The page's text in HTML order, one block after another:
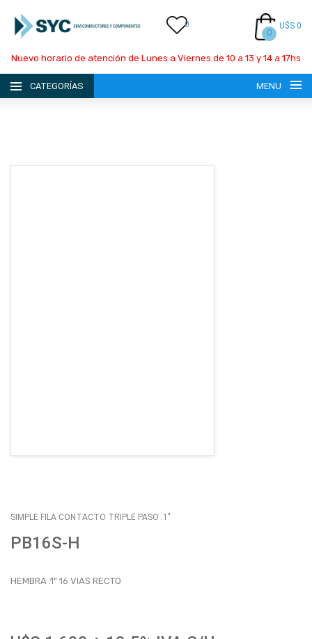
0
0
U$S 0
Nuevo horario de atención de Lunes a Viernes de 10 a 13 y 14 a 17hs
CATEGORÍAS MENU
SIMPLE FILA CONTACTO TRIPLE PASO .1"
PB16S-H
HEMBRA .1" 16 VIAS RECTO